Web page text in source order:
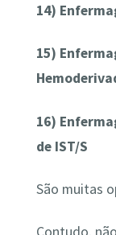
14)
15)
16)
de IST/S
São muitas